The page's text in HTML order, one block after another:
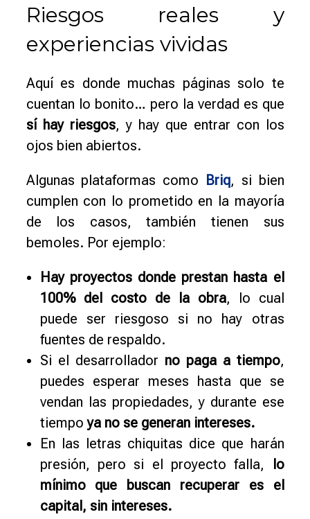
Riesgos reales y
experiencias vividas
Aquí es donde muchas páginas solo te
cuentan lo bonito… pero la verdad es que
sí hay riesgos, y hay que entrar con los
ojos bien abiertos.
Algunas plataformas como Briq, si bien
cumplen con lo prometido en la mayoría
de los casos, también tienen sus
bemoles. Por ejemplo:
Hay proyectos donde prestan hasta el
100% del costo de la obra, lo cual
puede ser riesgoso si no hay otras
fuentes de respaldo.
Si el desarrollador no paga a tiempo,
puedes esperar meses hasta que se
vendan las propiedades, y durante ese
tiempoya no se generan intereses.
En las letras chiquitas dice que harán
presión, pero si el proyecto falla,
lo
mínimo que buscan recuperar es el
capital, sin intereses.